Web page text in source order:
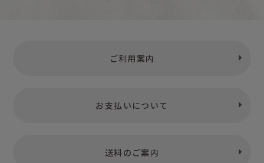
ご利用案内
お支払いについて
送料のご案内